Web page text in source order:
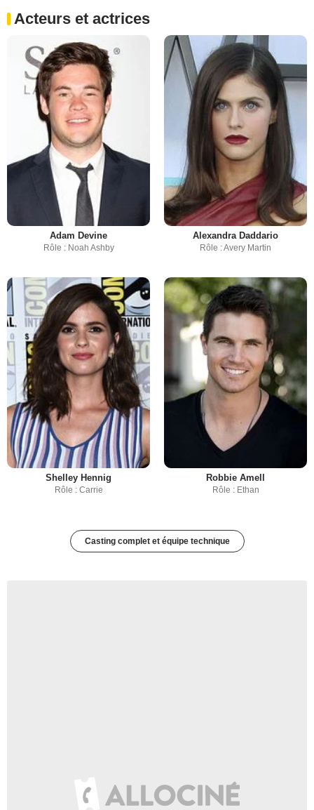
Acteurs et actrices
Adam Devine
Rôle : Noah Ashby
Alexandra Daddario
Rôle : Avery Martin
Shelley Hennig
Rôle : Carrie
Robbie Amell
Rôle : Ethan
Casting complet et équipe technique